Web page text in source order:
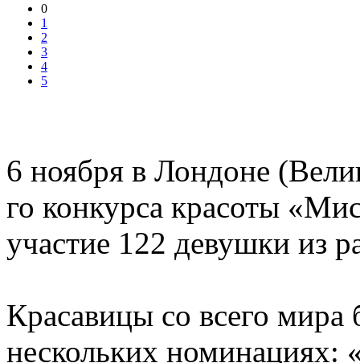
0
1
2
3
4
5
6 ноября в Лондоне
го конкурса красоты
участие 122 девушки из
Красавицы со всего мира
нескольких